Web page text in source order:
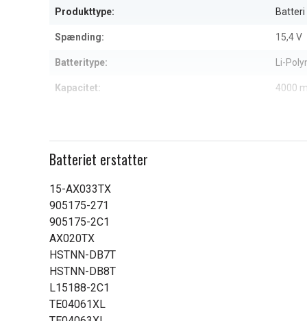
Produkttype: Batteri
Spænding: 15,4 V
Batteritype: Li-
Kapacitet: 4000
Batteriet erstatter
15-AX033TX
905175-271
905175-2C1
AX020TX
HSTNN-DB7T
HSTNN-DB8T
L15188-2C1
TE04061XL